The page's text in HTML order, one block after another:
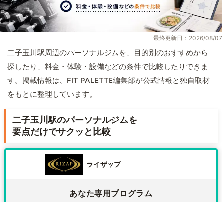
最終更新日：2026/08/07
二子玉川駅周辺のパーソナルジムを、目的別のおすすめから
探したり、料金・体験・設備などの条件で比較したりできま
す。掲載情報は、FIT PALETTE編集部が公式情報と独自取材
をもとに整理しています。
二子玉川駅のパーソナルジムを
要点だけでサクッと比較
ライザップ
あなた専用プログラム